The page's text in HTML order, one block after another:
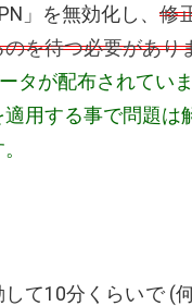
」を無効化し、修
を待つ必要があり
タが配布されてい
用する事で問題は
て10分くらいで (